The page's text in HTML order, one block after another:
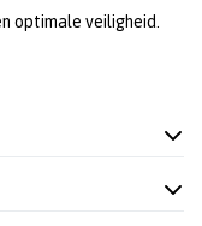
optimale veiligheid.